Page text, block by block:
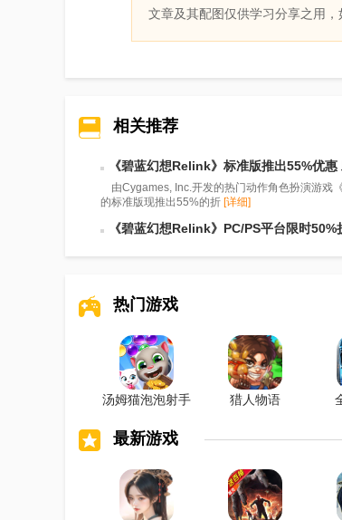
文章及其配图仅供学习分享之用
相关推荐
《碧蓝幻想Relink》标准版推出55%优
由Cygames, Inc.开发的热门动作角色扮演游戏
的标准版现推出55%的折 [详细]
《碧蓝幻想Relink》PC/PS平台限时50%
热门游戏
汤姆猫泡泡射手 猎人物语
最新游戏